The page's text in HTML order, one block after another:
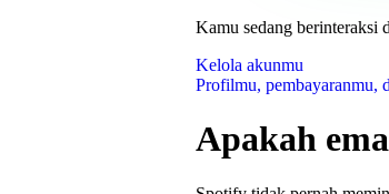
Kamu sedang berinteraksi
Kelola akunmu
Profilmu, pembayaranmu,
Apakah